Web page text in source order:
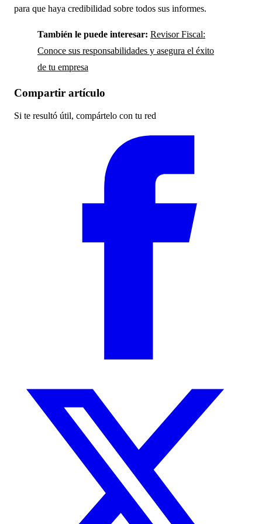
para que haya credibilidad sobre todos sus informes.
También le puede interesar: Revisor Fiscal:
Conoce sus responsabilidades y asegura el éxito
de tu empresa
Compartir artículo
Si te resultó útil, compártelo con tu red